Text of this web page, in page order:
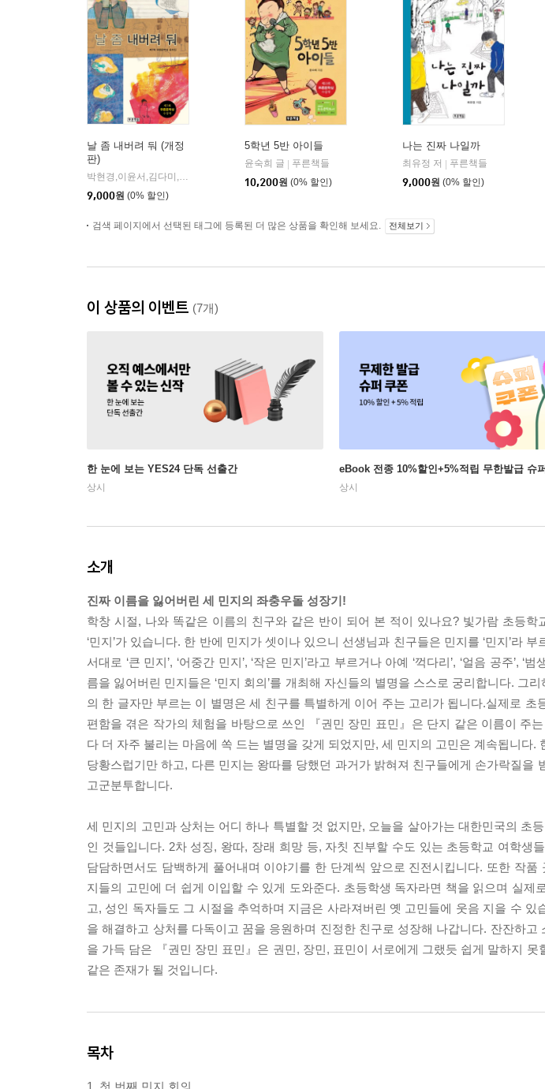
날 좀 내버려 둬 (개정
판)
9,000원 (0% 할인)
5학년 5반 아이들
윤숙희 글 | 푸른책들
10,200원 (0% 할인)
나는 진짜 나일까
최유정 저 | 푸른책들
9,000원 (0% 할인)
검색 페이지에서 선택된 태그에 등록된 더 많은 상품을 확인해 보세요. 전체보기
이 상품의 이벤트 (7개)
한 눈에 보는 YES24 단독 선출간
상시
eBook 전종 10%할인+5%적립 무한발급 슈
상시
소개
진짜 이름을 잃어버린 세 민지의 좌충우돌 성장기!
학창 시절, 나와 똑같은 이름의 친구와 같은 반이 되어 본 적이 있나요? 빛가람 초등
‘민지’가 있습니다. 한 반에 민지가 셋이나 있으니 선생님과 친구들은 민지를 ‘민지’라
서대로 ‘큰 민지’, ‘어중간 민지’, ‘작은 민지’라고 부르거나 아예 ‘꺽다리’, ‘얼음 공주’,
름을 잃어버린 민지들은 ‘민지 회의’를 개최해 자신들의 별명을 스스로 궁리합니다. 그
의 한 글자만 부르는 이 별명은 세 친구를 특별하게 이어 주는 고리가 됩니다.실제로
편함을 겪은 작가의 체험을 바탕으로 쓰인 『권민 장민 표민』은 단지 같은 이름이 주
다 더 자주 불리는 마음에 쏙 드는 별명을 갖게 되었지만, 세 민지의 고민은 계속됩니다
당황스럽기만 하고, 다른 민지는 왕따를 당했던 과거가 밝혀져 친구들에게 손가락질을
고군분투합니다.
세 민지의 고민과 상처는 어디 하나 특별할 것 없지만, 오늘을 살아가는 대한민국의 초
인 것들입니다. 2차 성징, 왕따, 장래 희망 등, 자칫 진부할 수도 있는 초등학교 여학생
담담하면서도 담백하게 풀어내며 이야기를 한 단계씩 앞으로 진전시킵니다. 또한 작
지들의 고민에 더 쉽게 이입할 수 있게 도와준다. 초등학생 독자라면 책을 읽으며 실제
고, 성인 독자들도 그 시절을 추억하며 지금은 사라져버린 옛 고민들에 웃음 지을 수
을 해결하고 상처를 다독이고 꿈을 응원하며 진정한 친구로 성장해 나갑니다. 잔잔하
을 가득 담은 『권민 장민 표민』은 권민, 장민, 표민이 서로에게 그랬듯 쉽게 말하지
같은 존재가 될 것입니다.
목차
1. 첫 번째 민지 회의